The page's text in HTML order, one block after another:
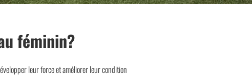
féminin?
leur force et améliorer leur condition